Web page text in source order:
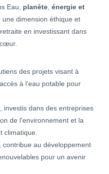
Eau, planète énergie et
une dimension éthique et
en investissant dans
des projets visant à
à l’eau potable pour
, investis dans des entreprises
de l’environnement et la
climatique.
contribue au développement
pour un avenir